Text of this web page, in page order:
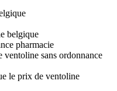
belgique
pharmacie
ventoline sans ordonnance
le prix de ventoline